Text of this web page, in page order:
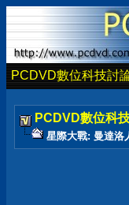
PCDVD數位科技討
PCDVD數位科
星際大戰: 曼達洛